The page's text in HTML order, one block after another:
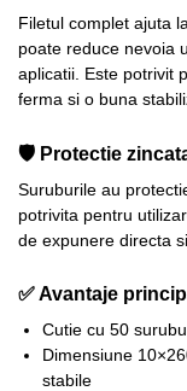
Filetul complet ajuta
poate reduce nevoia
aplicatii. Este potrivit
ferma si o buna
🛡️ Protectie
Suruburile au
potrivita pentru
de expunere directa
✅ Avantaje
Cutie cu 50
Dimensiune
stabile